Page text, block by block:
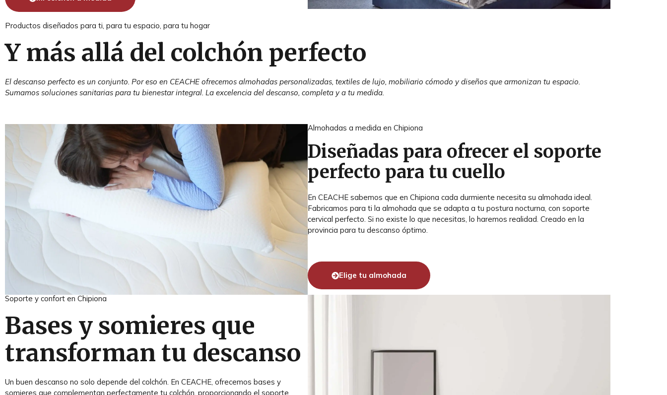
Productos diseñados para ti, para tu espacio, para tu hogar
Y más allá del colchón perfecto
El descanso perfecto es un conjunto. Por eso en CEACHE ofrecemos almohadas personalizadas, textiles de lujo, mobiliario cómodo y diseños que armonizan tu espacio.
Sumamos soluciones sanitarias para tu bienestar integral. La excelencia del descanso, completa y a tu medida.
Almohadas a medida en Chipiona
Diseñadas para ofrecer el soporte
perfecto para tu cuello
En CEACHE sabemos que en Chipiona cada durmiente necesita su almohada ideal.
Fabricamos para ti la almohada que se adapta a tu postura nocturna, con soporte
cervical perfecto. Si no existe lo que necesitas, lo haremos realidad. Creado en la
provincia para tu descanso óptimo.
Elige tu almohada
Soporte y confort en Chipiona
Bases y somieres que
transforman tu descanso
Un buen descanso no solo depende del colchón. En CEACHE, ofrecemos bases y
somieres que complementan perfectamente tu colchón, proporcionando el soporte